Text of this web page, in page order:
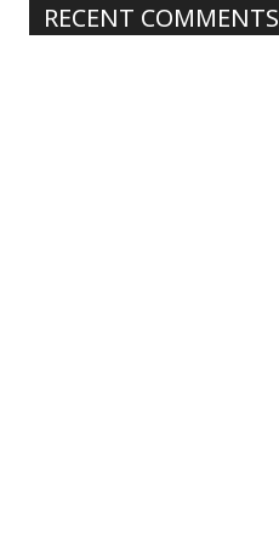
RECENT COMMENTS